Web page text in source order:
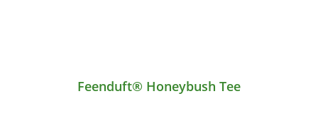
Feenduft® Honeybush Tee